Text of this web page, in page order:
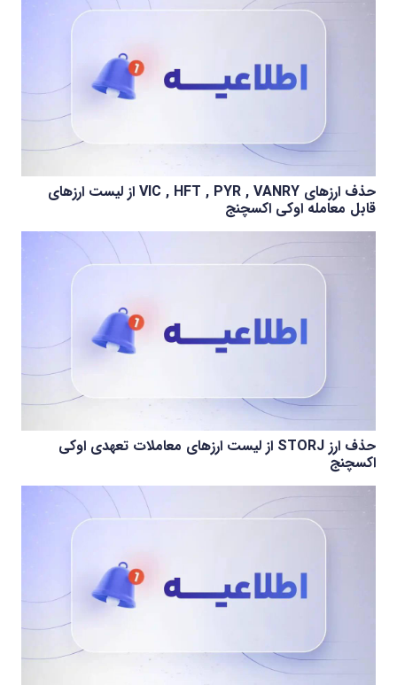
حذف ارزهای VIC , HFT , PYR , VANRY از لیست ارزهای
قابل معامله اوکی اکسچنج
حذف ارز STORJ از لیست ارزهای معاملات تعهدی اوکی
اکسچنج